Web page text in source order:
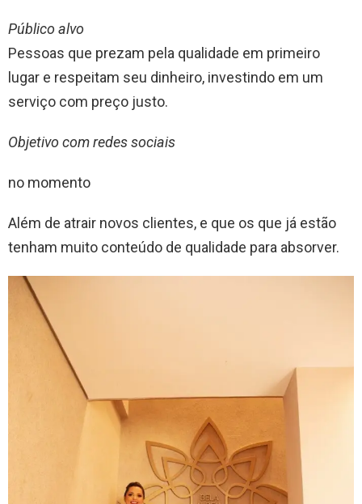
Público alvo
Pessoas que prezam pela qualidade em primeiro
lugar e respeitam seu dinheiro, investindo em um
serviço com preço justo.
Objetivo com redes sociais
no momento
Além de atrair novos clientes, e que os que já estão
tenham muito conteúdo de qualidade para absorver.